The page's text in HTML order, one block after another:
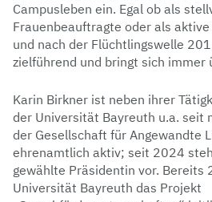
Campusleben ein. Egal ob als
Frauenbeauftragte oder als
und nach der Flüchtlingswelle
zielführend und bringt sich immer
Karin Birkner ist neben ihrer
der Universität Bayreuth u.a. seit
der Gesellschaft für Angewandte
ehrenamtlich aktiv; seit 2024
gewählte Präsidentin vor. Bereits
Universität Bayreuth das Projekt